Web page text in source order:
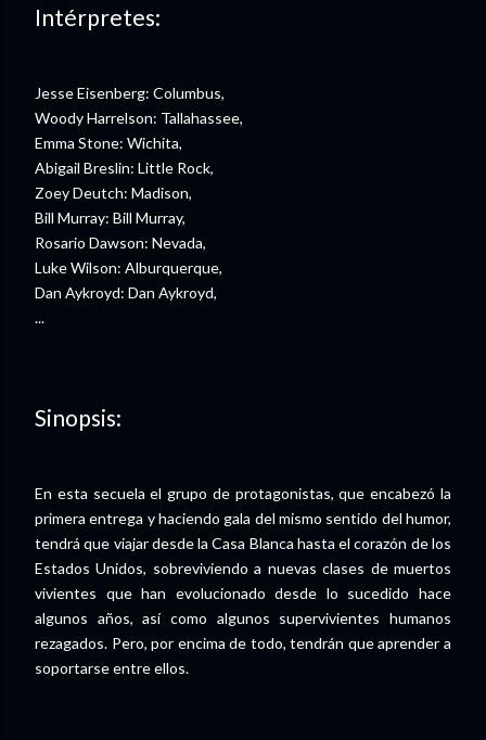
Intérpretes:
Jesse Eisenberg: Columbus,
Woody Harrelson: Tallahassee,
Emma Stone: Wichita,
Abigail Breslin: Little Rock,
Zoey Deutch: Madison,
Bill Murray: Bill Murray,
Rosario Dawson: Nevada,
Luke Wilson: Alburquerque,
Dan Aykroyd: Dan Aykroyd,
...
Sinopsis:
En esta secuela el grupo de protagonistas, que encabezó la
primera entrega y haciendo gala del mismo sentido del humor,
tendrá que viajar desde la Casa Blanca hasta el corazón de los
Estados Unidos, sobreviviendo a nuevas clases de muertos
vivientes que han evolucionado desde lo sucedido hace
algunos años, así como algunos supervivientes humanos
rezagados. Pero, por encima de todo, tendrán que aprender a
soportarse entre ellos.